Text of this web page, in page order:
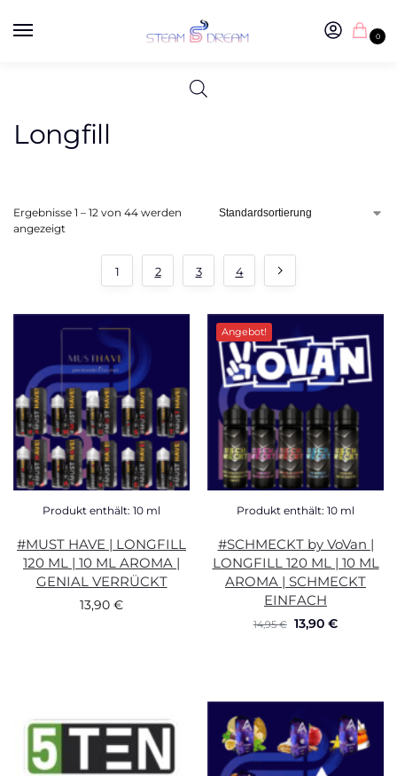
0
Longfill
Ergebnisse 1 – 12 von 44 werden
angezeigt
1 2 3 4
Produkt enthält: 10 ml
#MUST HAVE | LONGFILL
120 ML | 10 ML AROMA |
GENIAL VERRÜCKT
13,90 €
Angebot!
Produkt enthält: 10 ml
#SCHMECKT by VoVan |
LONGFILL 120 ML | 10 ML
AROMA | SCHMECKT
EINFACH
14,95€ 13,90€